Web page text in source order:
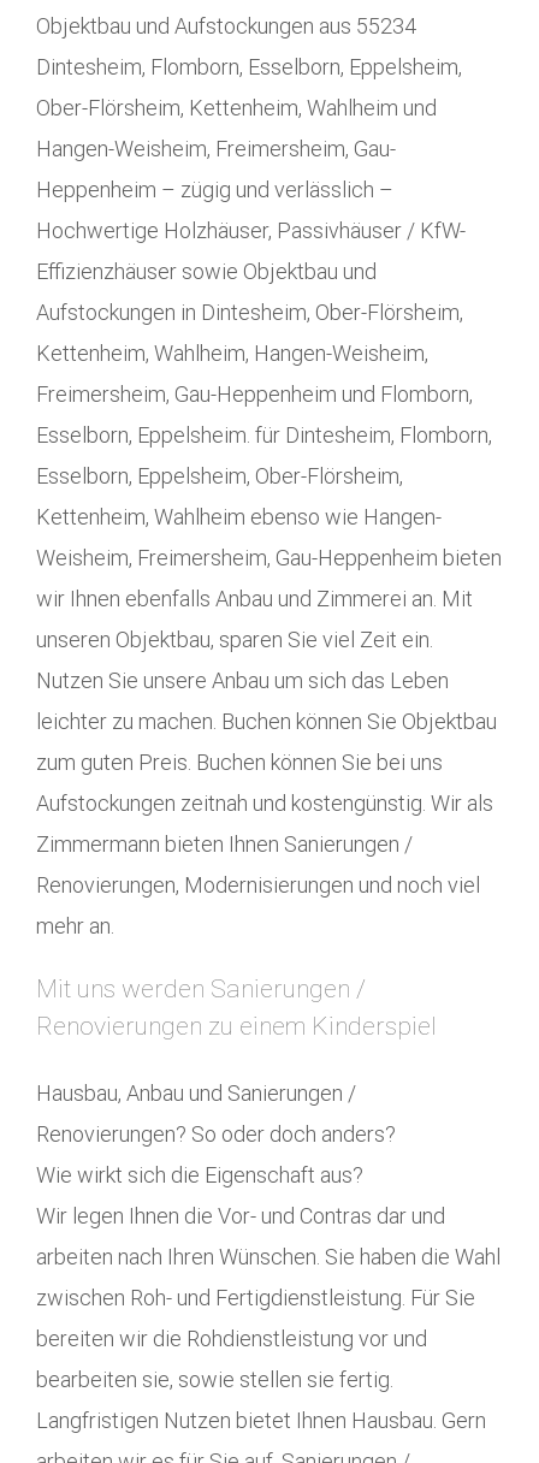
Objektbau und Aufstockungen aus 55234
Dintesheim, Flomborn, Esselborn, Eppelsheim,
Ober-Flörsheim, Kettenheim, Wahlheim und
Hangen-Weisheim, Freimersheim, Gau-
Heppenheim – zügig und verlässlich –
Hochwertige Holzhäuser, Passivhäuser / KfW-
Effizienzhäuser sowie Objektbau und
Aufstockungen in Dintesheim, Ober-Flörsheim,
Kettenheim, Wahlheim, Hangen-Weisheim,
Freimersheim, Gau-Heppenheim und Flomborn,
Esselborn, Eppelsheim. für Dintesheim, Flomborn,
Esselborn, Eppelsheim, Ober-Flörsheim,
Kettenheim, Wahlheim ebenso wie Hangen-
Weisheim, Freimersheim, Gau-Heppenheim bieten
wir Ihnen ebenfalls Anbau und Zimmerei an. Mit
unseren Objektbau, sparen Sie viel Zeit ein.
Nutzen Sie unsere Anbau um sich das Leben
leichter zu machen. Buchen können Sie Objektbau
zum guten Preis. Buchen können Sie bei uns
Aufstockungen zeitnah und kostengünstig. Wir als
Zimmermann bieten Ihnen Sanierungen /
Renovierungen, Modernisierungen und noch viel
mehr an.
Mit uns werden Sanierungen /
Renovierungen zu einem Kinderspiel
Hausbau, Anbau und Sanierungen /
Renovierungen? So oder doch anders?
Wie wirkt sich die Eigenschaft aus?
Wir legen Ihnen die Vor- und Contras dar und
arbeiten nach Ihren Wünschen. Sie haben die Wahl
zwischen Roh- und Fertigdienstleistung. Für Sie
bereiten wir die Rohdienstleistung vor und
bearbeiten sie, sowie stellen sie fertig.
Langfristigen Nutzen bietet Ihnen Hausbau. Gern